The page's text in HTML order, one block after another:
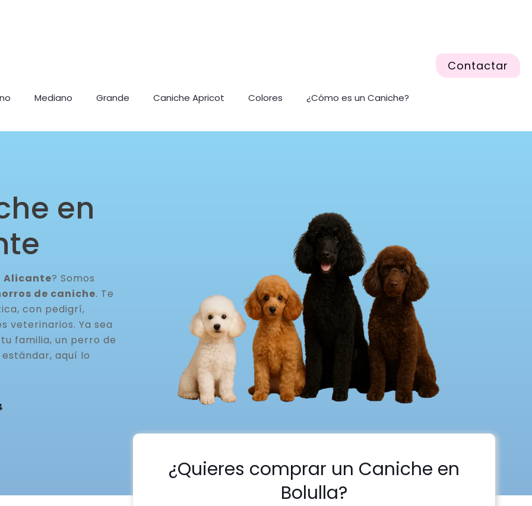
Mediano Grande Caniche Apricot Colores ¿Cómo es un Caniche?
Contactar
en
Alicante? Somos
de caniche. Te
con pedigrí,
veterinarios. Ya sea
familia, un perro de
aquí lo
¿Quieres comprar un Caniche en
Bolulla?